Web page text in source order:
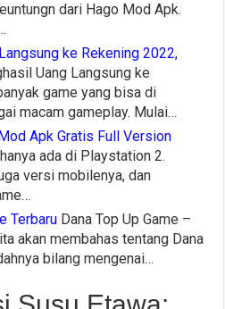
dari Hago Mod Apk.
ke Rekening 2022,
Uang Langsung ke
game yang bisa di
macam gameplay. Mulai…
Apk Gratis Full Version
ada di Playstation 2.
versi mobilenya, dan
Terbaru Dana Top Up Game –
akan membahas tentang Dana
bilang mengenai…